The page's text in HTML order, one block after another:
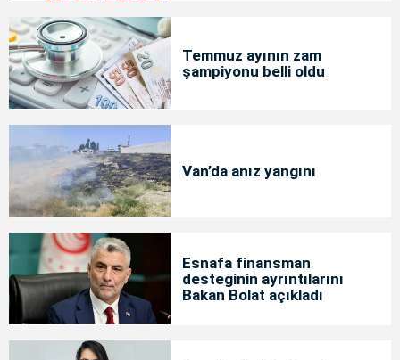
Temmuz ayının zam
şampiyonu belli oldu
Van’da anız yangını
Esnafa finansman
desteğinin ayrıntılarını
Bakan Bolat açıkladı